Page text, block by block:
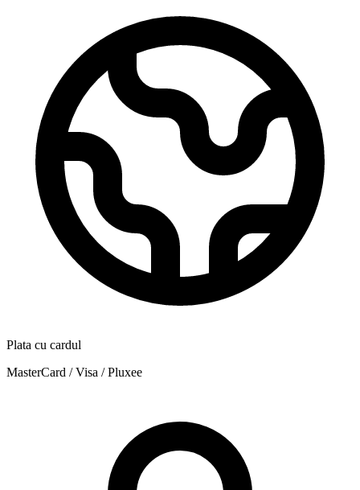
Plata cu cardul
MasterCard / Visa / Pluxee